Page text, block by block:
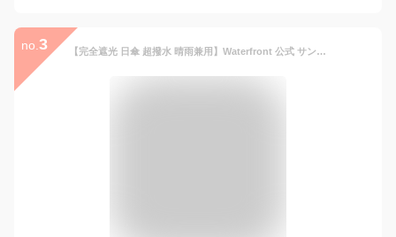
no. 3 【完全遮光 日傘 超撥水 晴雨兼用】Waterfront 公式 サンシェイド水玉・ボーダー クールテック ひんやり涼感 熱中症 折りたたみ レディース UVカット 99.99% 遮熱 軽量 カラーコーティング 雨傘 かわいい ドット ギフト プレゼント